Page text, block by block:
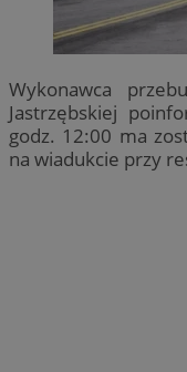
Wykonawca
Jastrzębskiej
godz. 12:00 ma
na wiadukcie przy